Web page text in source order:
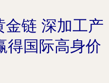
金链 深加工产
得国际高身价